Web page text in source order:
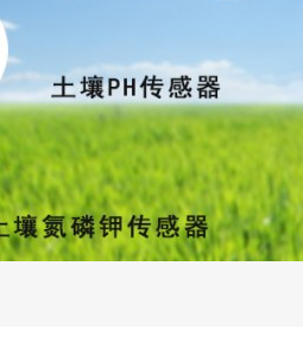
智慧水文水利设备